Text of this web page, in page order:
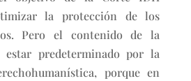
la protección de los
Pero el contenido de la
estar predeterminado por la
porque en